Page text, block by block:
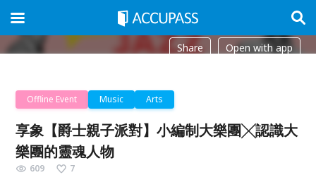
Share Open with app
Offline Event Music Arts
享象【爵士親子派對】小編制大樂團╳認識大
樂團的靈魂人物
609 7